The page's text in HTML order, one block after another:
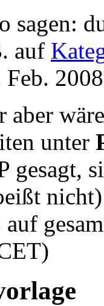
sagen:
auf
Feb.
aber
unter
gesagt,